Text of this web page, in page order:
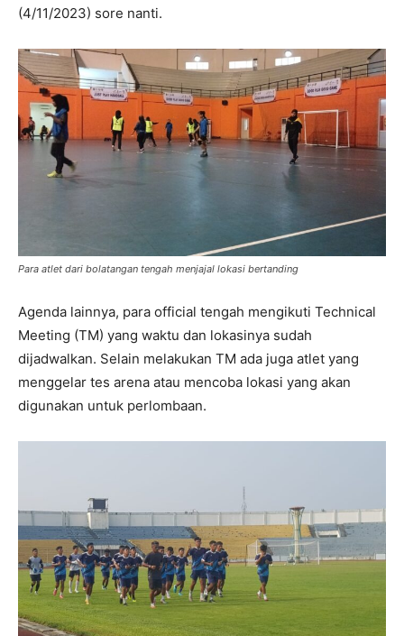
(4/11/2023) sore nanti.
Para atlet dari bolatangan tengah menjajal lokasi bertanding
Agenda lainnya, para official tengah mengikuti Technical
Meeting (TM) yang waktu dan lokasinya sudah
dijadwalkan. Selain melakukan TM ada juga atlet yang
menggelar tes arena atau mencoba lokasi yang akan
digunakan untuk perlombaan.